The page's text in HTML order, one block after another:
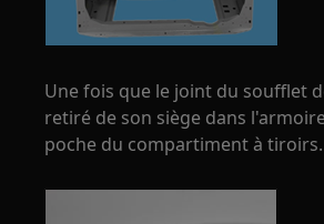
Une fois que le joint du soufflet
retiré de son siège dans
poche du compartiment à tiroirs.